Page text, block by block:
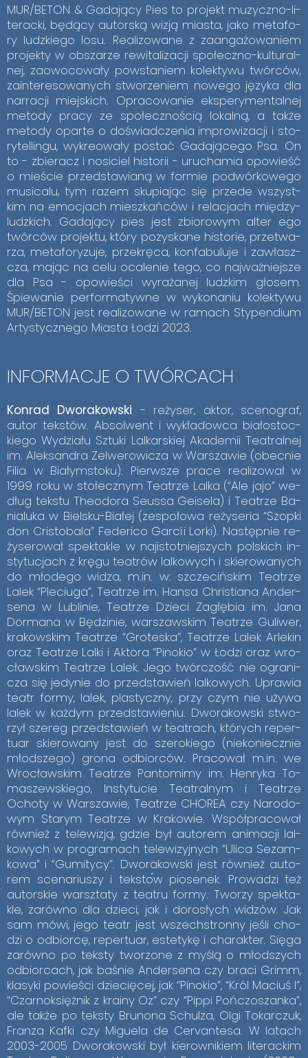
MUR/BE­TON & Ga­da­ją­cy Pies to pro­jekt mu­zycz­no-li­
te­rac­ki, bę­dą­cy au­tor­ską wi­zją mia­sta, jako me­ta­fo­
ry ludz­kie­go losu. Re­ali­zo­wa­ne z za­an­ga­żo­wa­niem
pro­jek­ty w ob­sza­rze re­wi­ta­li­za­cji spo­łecz­no-kul­tu­ral­
nej, za­owo­co­wa­ły po­wsta­niem ko­lek­ty­wu twór­ców,
za­in­te­re­so­wa­nych stwo­rze­niem no­we­go ję­zy­ka dla
nar­ra­cji miej­skich. Opra­co­wa­nie eks­pe­ry­men­tal­nej
me­to­dy pra­cy ze spo­łecz­no­ścią lo­kal­ną, a tak­że
me­to­dy opar­te o do­świad­cze­nia im­pro­wi­za­cji i sto­
ry­tel­lin­gu, wy­kre­owa­ły po­stać Ga­da­ją­ce­go Psa. On
to - zbie­racz i no­si­ciel hi­sto­rii - uru­cha­mia opo­wieść
o mie­ście przed­sta­wia­ną w for­mie po­dwór­ko­we­go
mu­si­ca­lu, tym ra­zem sku­pia­jąc się przede wszyst­
kim na emo­cjach miesz­kań­ców i re­la­cjach mię­dzy­
ludz­kich. Ga­da­ją­cy pies jest zbio­ro­wym al­ter ego
twór­ców pro­jek­tu, któ­ry po­zy­ska­ne hi­sto­rie, prze­twa­
rza, me­ta­fo­ry­zu­je, prze­krę­ca, kon­fa­bu­lu­je i za­własz­
cza, ma­jąc na celu oca­le­nie tego, co naj­waż­niej­sze
dla Psa - opo­wie­ści wy­ra­ża­nej ludz­kim gło­sem.
Śpie­wa­nie per­for­ma­tyw­ne w wy­ko­na­niu ko­lek­ty­wu
MUR/BE­TON jest re­ali­zo­wa­ne w ra­mach Sty­pen­dium
Ar­ty­stycz­ne­go Mia­sta Ło­dzi 2023.
IN­FOR­MA­CJE O TWÓR­CACH
Kon­rad Dwo­ra­kow­ski - re­ży­ser, ak­tor, sce­no­graf,
au­tor tek­stów. Ab­sol­went i wy­kła­dow­ca bia­ło­stoc­
kie­go Wy­dzia­łu Sztu­ki Lal­kar­skiej Aka­de­mii Te­atral­nej
im. Alek­san­dra Ze­lwe­ro­wi­cza w War­sza­wie (obec­nie
Fi­lia w Bia­łym­sto­ku). Pierw­sze pra­ce re­ali­zo­wał w
1999 roku w sto­łecz­nym Te­atrze Lal­ka (“Ale jajo” we­
dług tek­stu The­odo­ra Seus­sa Ge­ise­la) i Te­atrze Ba­
nia­lu­ka w Biel­sku-Bia­łej (ze­spo­ło­wa re­ży­se­ria “Szop­ki
don Cri­sto­ba­la” Fe­de­ri­co Gar­cíi Lor­ki). Na­stęp­nie re­
ży­se­ro­wał spek­ta­kle w naj­istot­niej­szych pol­skich in­
sty­tu­cjach z krę­gu te­atrów lal­ko­wych i skie­ro­wa­nych
do mło­de­go wi­dza, m.in. w: szcze­ciń­skim Te­atrze
La­lek “Ple­ciu­ga”, Te­atrze im. Han­sa Chri­stia­na An­der­
se­na w Lu­bli­nie, Te­atrze Dzie­ci Za­głę­bia im. Jana
Do­rma­na w Bę­dzi­nie, war­szaw­skim Te­atrze Gu­li­wer,
kra­kow­skim Te­atrze “Gro­te­ska”, Te­atrze La­lek Ar­le­kin
oraz Te­atrze Lal­ki i Ak­to­ra “Pi­no­kio” w Ło­dzi oraz wro­
cław­skim Te­atrze La­lek. Jego twór­czość nie ogra­ni­
cza się je­dy­nie do przed­sta­wień lal­ko­wych. Upra­wia
te­atr for­my, la­lek, pla­stycz­ny, przy czym nie uży­wa
la­lek w każ­dym przed­sta­wie­niu. Dwo­ra­kow­ski stwo­
rzył sze­reg przed­sta­wień w te­atrach, któ­rych re­per­
tu­ar skie­ro­wa­ny jest do sze­ro­kie­go (nie­ko­niecz­nie
młod­sze­go) gro­na od­bior­ców. Pra­co­wał m.in. we
Wro­cław­skim Te­atrze Pan­to­mi­my im. Hen­ry­ka To­
ma­szew­skie­go, In­sty­tu­cie Te­atral­nym i Te­atrze
Ocho­ty w War­sza­wie, Te­atrze CHO­REA czy Na­ro­do­
wym Sta­rym Te­atrze w Kra­ko­wie. Współ­pra­co­wał
rów­nież z te­le­wi­zją, gdzie był au­to­rem ani­ma­cji lal­
ko­wych w pro­gra­mach te­le­wi­zyj­nych “Uli­ca Se­zam­
ko­wa” i “Gu­mi­ty­cy”. Dwo­ra­kow­ski jest rów­nież au­to­
rem sce­na­riu­szy i tek­sto­́w pio­se­nek. Pro­wa­dzi też
au­tor­skie warsz­ta­ty z te­atru for­my. Two­rzy spek­ta­
kle, za­rów­no dla dzie­ci, jak i do­ro­słych wi­dzów. Jak
sam mówi, jego te­atr jest wszech­stron­ny je­śli cho­
dzi o od­bior­cę, re­per­tu­ar, es­te­ty­kę i cha­rak­ter. Się­ga
za­rów­no po tek­sty two­rzo­ne z my­ślą o młod­szych
od­bior­cach, jak ba­śnie An­der­se­na czy bra­ci Grimm,
kla­sy­ki po­wie­ści dzie­cię­cej, jak “Pi­no­kio”, “Król Ma­ciuś I”,
“Czar­no­księż­nik z kra­iny Oz” czy “Pip­pi Poń­czo­szan­ka”,
ale tak­że po tek­sty Bru­no­na Schul­za, Olgi To­kar­czuk,
Fran­za Kaf­ki czy Mi­gu­ela de Ce­rvan­te­sa. W la­tach
2003-2005 Dwo­ra­kow­ski był kie­row­ni­kiem li­te­rac­kim